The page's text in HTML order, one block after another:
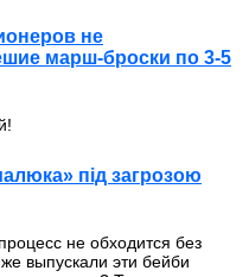
не
марш-броски по 3-5
під загрозою
не обходится без
выпускали эти бейби